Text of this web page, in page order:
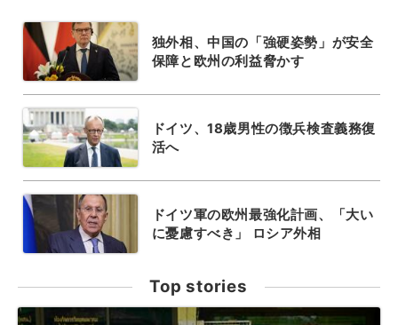
独外相、中国の「強硬姿勢」が安全
保障と欧州の利益脅かす
ドイツ、18歳男性の徴兵検査義務復
活へ
ドイツ軍の欧州最強化計画、「大い
に憂慮すべき」 ロシア外相
Top stories